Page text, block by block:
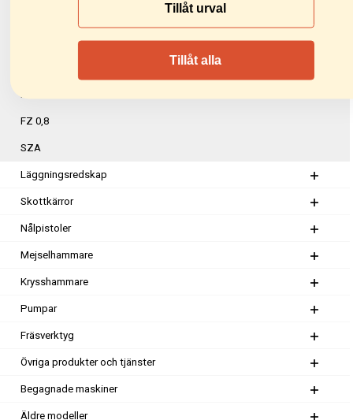
Tillåt urval
Tillåt alla
FZ 0,8
SZA
Läggningsredskap
Skottkärror
Nålpistoler
Mejselhammare
Krysshammare
Pumpar
Fräsverktyg
Övriga produkter och tjänster
Begagnade maskiner
Äldre modeller